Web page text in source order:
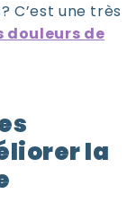
C’est une très
douleurs de
la